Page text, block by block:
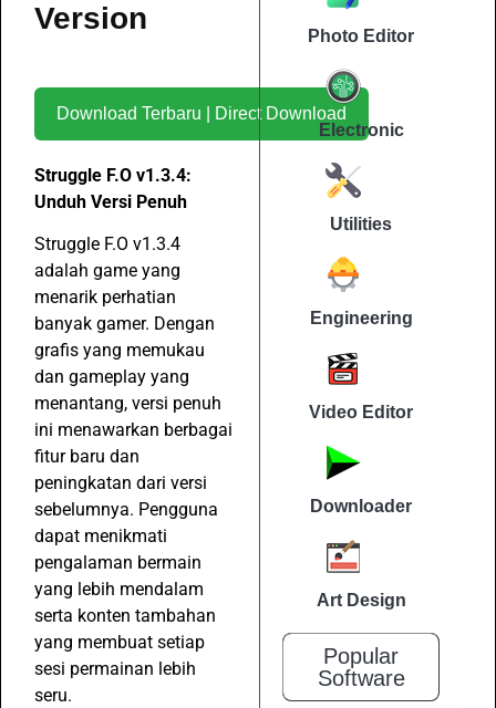
Version
Download Terbaru | Direct Download
Struggle F.O v1.3.4:
Unduh Versi Penuh
Struggle F.O v1.3.4
adalah game yang
menarik perhatian
banyak gamer. Dengan
grafis yang memukau
dan gameplay yang
menantang, versi penuh
ini menawarkan berbagai
fitur baru dan
peningkatan dari versi
sebelumnya. Pengguna
dapat menikmati
pengalaman bermain
yang lebih mendalam
serta konten tambahan
yang membuat setiap
sesi permainan lebih
seru.
Photo Editor
Electronic
Utilities
Engineering
Video Editor
Downloader
Art Design
Popular
Software